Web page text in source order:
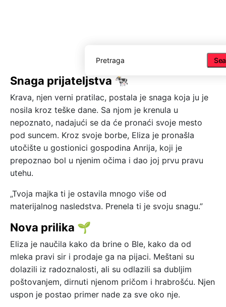
Snaga prijateljstva 🐄
Krava, njen verni pratilac, postala je snaga koja ju je
nosila kroz teške dane. Sa njom je krenula u
nepoznato, nadajući se da će pronaći svoje mesto
pod suncem. Kroz svoje borbe, Eliza je pronašla
utočište u gostionici gospodina Anrija, koji je
prepoznao bol u njenim očima i dao joj prvu pravu
utehu.
„Tvoja majka ti je ostavila mnogo više od
materijalnog nasledstva. Prenela ti je svoju snagu.”
Nova prilika 🌱
Eliza je naučila kako da brine o Ble, kako da od
mleka pravi sir i prodaje ga na pijaci. Meštani su
dolazili iz radoznalosti, ali su odlazili sa dubljim
poštovanjem, dirnuti njenom pričom i hrabrošću. Njen
uspon je postao primer nade za sve oko nje.